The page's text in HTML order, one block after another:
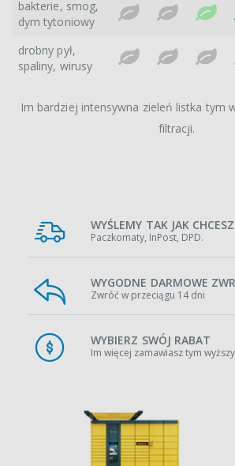
bakterie, smog,
dym tytoniowy
drobny pył,
spaliny, wirusy
Im bardziej intensywna zieleń listka tym
filtracji.
WYŚLEMY TAK JAK CHCESZ
Paczkomaty, InPost, DPD.
WYGODNE DARMOWE
Zwróć w przeciągu 14 dni
WYBIERZ SWÓJ RABAT
Im więcej zamawiasz tym